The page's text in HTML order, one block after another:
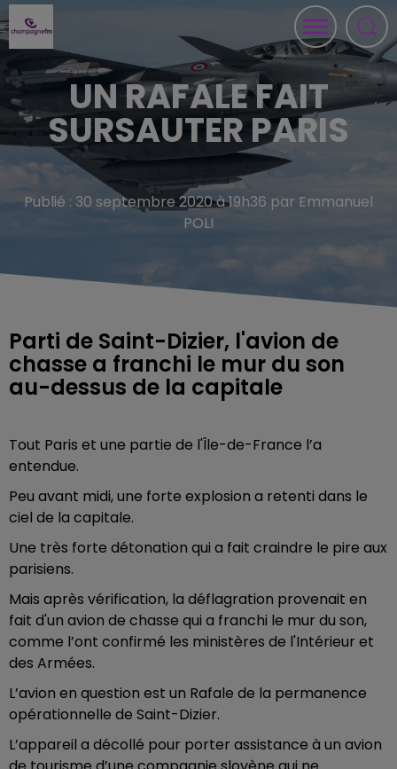
UN RAFALE FAIT
SURSAUTER PARIS
Publié : 30 septembre 2020 à 19h36 par Emmanuel
POLI
Parti de Saint-Dizier, l'avion de
chasse a franchi le mur du son
au-dessus de la capitale
Tout Paris et une partie de l'Île-de-France l’a
entendue.
Peu avant midi, une forte explosion a retenti dans le
ciel de la capitale.
Une très forte détonation qui a fait craindre le pire aux
parisiens.
Mais après vérification, la déflagration provenait en
fait d'un avion de chasse qui a franchi le mur du son,
comme l’ont confirmé les ministères de l'Intérieur et
des Armées.
L’avion en question est un Rafale de la permanence
opérationnelle de Saint-Dizier.
L’appareil a décollé pour porter assistance à un avion